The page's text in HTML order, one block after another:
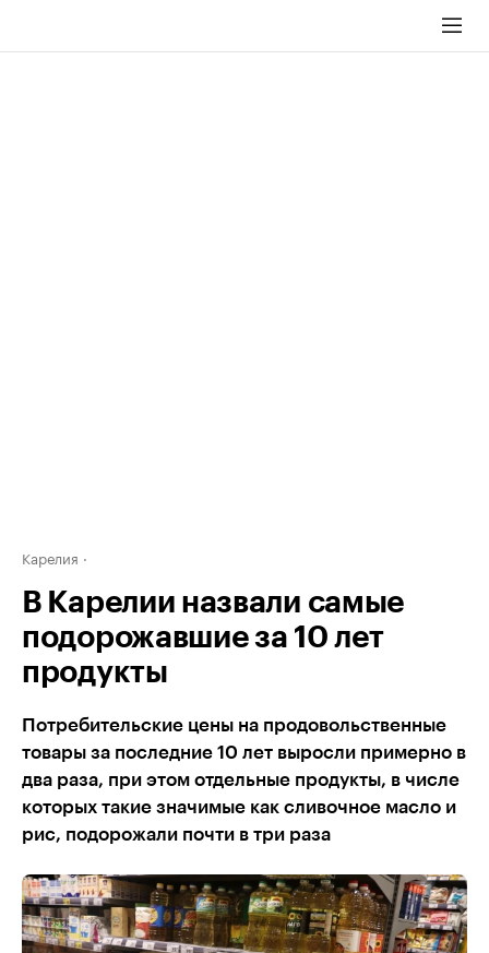
Карелия
В Карелии назвали самые
подорожавшие за 10 лет
продукты
Потребительские цены на продовольственные
товары за последние 10 лет выросли примерно в
два раза, при этом отдельные продукты, в числе
которых такие значимые как сливочное масло и
рис, подорожали почти в три раза